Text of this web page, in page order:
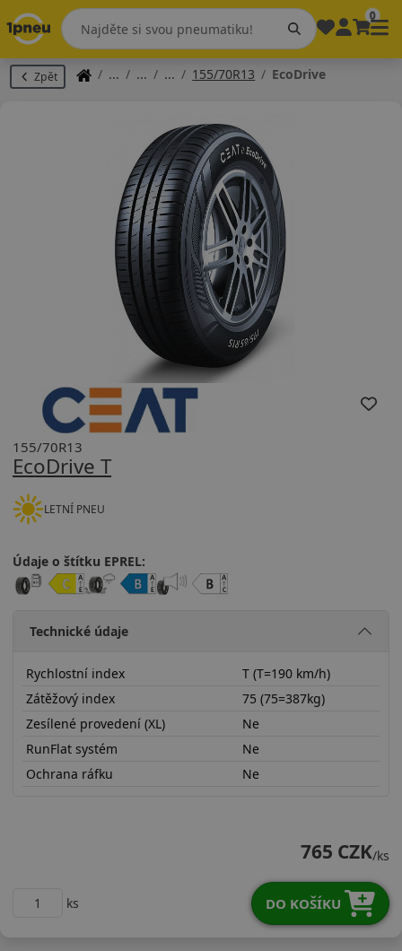
0
Zpět 155/70R13 EcoDrive
EcoDrive T
155/70R13
LETNÍ PNEU
Údaje o štítku EPREL:
Technické údaje
Rychlostní index
T (T=190 km/h)
Zátěžový index
75 (75=387kg)
Zesílené provedení (XL)
Ne
RunFlat systém
Ne
Ochrana ráfku
Ne
765 CZK/ks
ks DO KOŠÍKU